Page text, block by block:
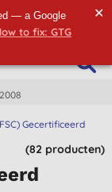
— a Google
to fix: GTG
✕
Gecertificeerd
(82 producten)